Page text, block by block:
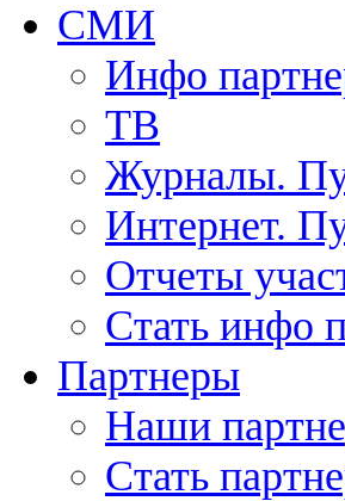
СМИ
Инфо
ТВ
Журналы.
Интернет.
Отчеты
Стать инфо
Партнеры
Наши
Стать